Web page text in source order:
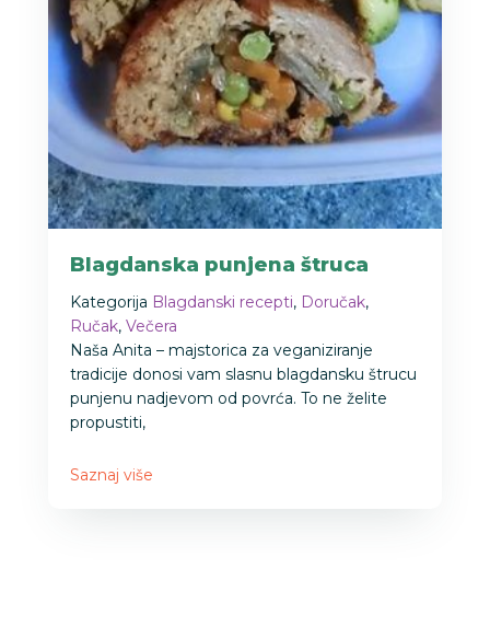
Blagdanska punjena štruca
Kategorija Blagdanski recepti, Doručak,
Ručak, Večera
Naša Anita – majstorica za veganiziranje
tradicije donosi vam slasnu blagdansku štrucu
punjenu nadjevom od povrća. To ne želite
propustiti,
Saznaj više